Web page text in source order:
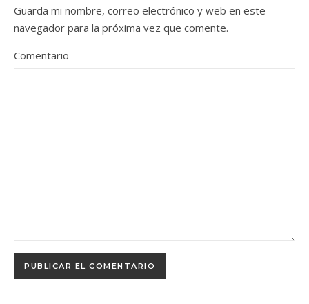
Guarda mi nombre, correo electrónico y web en este
navegador para la próxima vez que comente.
Comentario